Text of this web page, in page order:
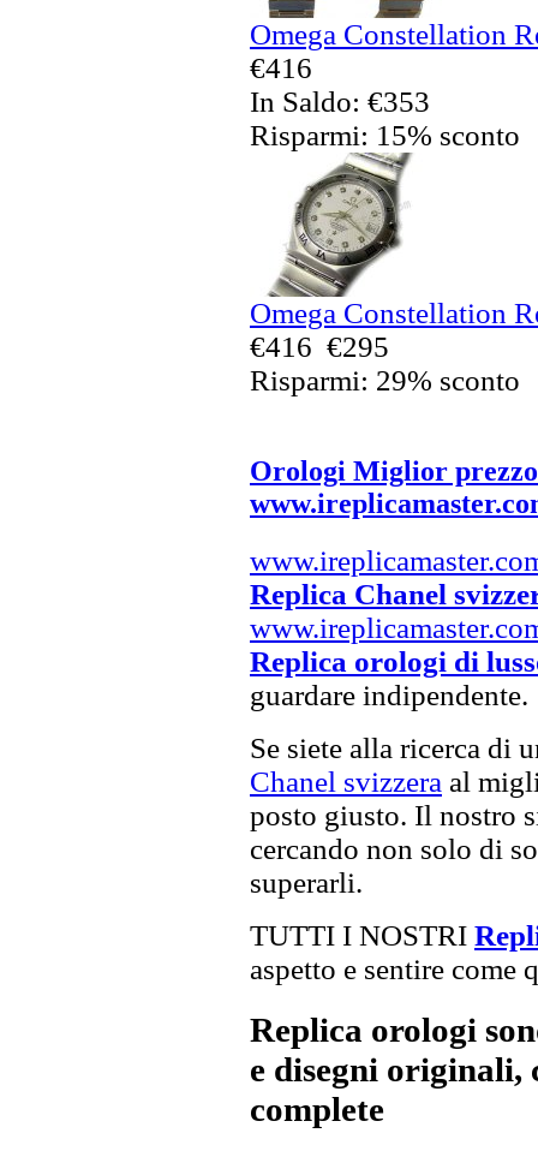
Omega Constellation
€416
In Saldo: €353
Risparmi: 15% sconto
Omega Constellation
€416 €295
Risparmi: 29% sconto
Orologi Miglior prezzo
Replica Chanel
Replica orologi di
guardare indipendente.
Se siete alla ricerca di
Chanel svizzera al
posto giusto. Il nostro
cercando non solo di
superarli.
TUTTI I NOSTRI
aspetto e sentire
Replica orologi
e disegni originali,
complete